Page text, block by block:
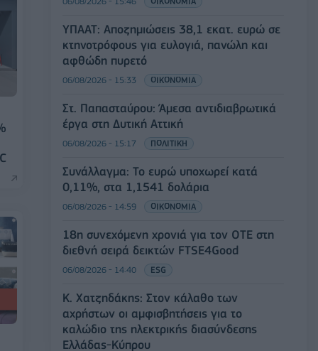
ΥΠΑΑΤ: Αποζημιώσεις 38,1 εκατ. ευρώ σε
κτηνοτρόφους για ευλογιά, πανώλη και
αφθώδη πυρετό
06/08/2026 - 15:33 ΟΙΚΟΝΟΜΙΑ
Στ. Παπασταύρου: Άμεσα αντιδιαβρωτικά
έργα στη Δυτική Αττική
06/08/2026 - 15:17 ΠΟΛΙΤΙΚΗ
Συνάλλαγμα: Το ευρώ υποχωρεί κατά
0,11%, στα 1,1541 δολάρια
06/08/2026 - 14:59 ΟΙΚΟΝΟΜΙΑ
18η συνεχόμενη χρονιά για τον ΟΤΕ στη
διεθνή σειρά δεικτών FTSE4Good
06/08/2026 - 14:40 ESG
Κ. Χατζηδάκης: Στον κάλαθο των
αχρήστων οι αμφισβητήσεις για το
καλώδιο της ηλεκτρικής διασύνδεσης
Ελλάδας-Κύπρου